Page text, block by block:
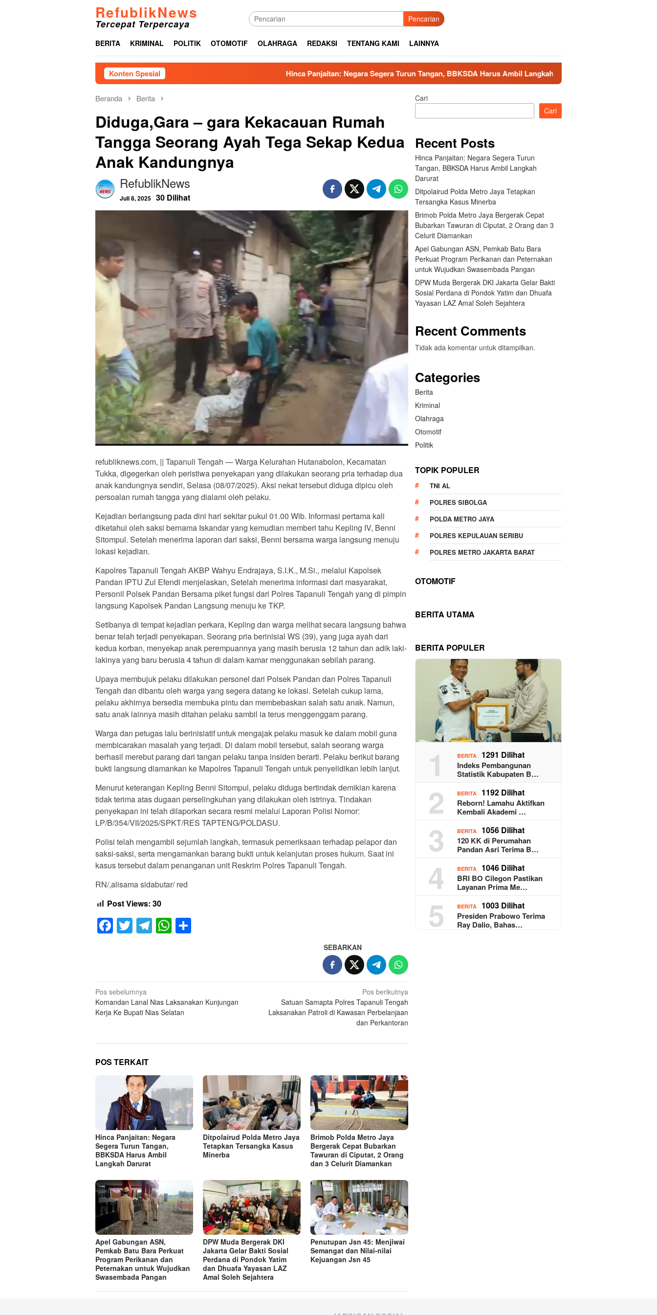
RefublikNews
Tercepat Terpercaya Pencarian
BERITA KRIMINAL POLITIK OTOMOTIF OLAHRAGA REDAKSI TENTANG KAMI LAINNYA
Konten Spesial Hinca Panjaitan: Negara Segera Turun Tangan, BBKSDA Harus Ambil Langkah Darurat
Beranda Berita
Diduga,Gara – gara Kekacauan Rumah
Tangga Seorang Ayah Tega Sekap Kedua
Anak Kandungnya
RefublikNews
Juli 8, 2025 30 Dilihat
refubliknews.com, || Tapanuli Tengah — Warga Kelurahan Hutanabolon, Kecamatan
Tukka, digegerkan oleh peristiwa penyekapan yang dilakukan seorang pria terhadap dua
anak kandungnya sendiri, Selasa (08/07/2025). Aksi nekat tersebut diduga dipicu oleh
persoalan rumah tangga yang dialami oleh pelaku.
Kejadian berlangsung pada dini hari sekitar pukul 01.00 Wib. Informasi pertama kali
diketahui oleh saksi bernama Iskandar yang kemudian memberi tahu Kepling IV, Benni
Sitompul. Setelah menerima laporan dari saksi, Benni bersama warga langsung menuju
lokasi kejadian.
Kapolres Tapanuli Tengah AKBP Wahyu Endrajaya, S.I.K., M.Si., melalui Kapolsek
Pandan IPTU Zul Efendi menjelaskan, Setelah menerima informasi dari masyarakat,
Personil Polsek Pandan Bersama piket fungsi dari Polres Tapanuli Tengah yang di pimpin
langsung Kapolsek Pandan Langsung menuju ke TKP.
Setibanya di tempat kejadian perkara, Kepling dan warga melihat secara langsung bahwa
benar telah terjadi penyekapan. Seorang pria berinisial WS (39), yang juga ayah dari
kedua korban, menyekap anak perempuannya yang masih berusia 12 tahun dan adik laki-
lakinya yang baru berusia 4 tahun di dalam kamar menggunakan sebilah parang.
Upaya membujuk pelaku dilakukan personel dari Polsek Pandan dan Polres Tapanuli
Tengah dan dibantu oleh warga yang segera datang ke lokasi. Setelah cukup lama,
pelaku akhirnya bersedia membuka pintu dan membebaskan salah satu anak. Namun,
satu anak lainnya masih ditahan pelaku sambil ia terus menggenggam parang.
Warga dan petugas lalu berinisiatif untuk mengajak pelaku masuk ke dalam mobil guna
membicarakan masalah yang terjadi. Di dalam mobil tersebut, salah seorang warga
berhasil merebut parang dari tangan pelaku tanpa insiden berarti. Pelaku berikut barang
bukti langsung diamankan ke Mapolres Tapanuli Tengah untuk penyelidikan lebih lanjut.
Menurut keterangan Kepling Benni Sitompul, pelaku diduga bertindak demikian karena
tidak terima atas dugaan perselingkuhan yang dilakukan oleh istrinya. Tindakan
penyekapan ini telah dilaporkan secara resmi melalui Laporan Polisi Nomor:
LP/B/354/VII/2025/SPKT/RES TAPTENG/POLDASU.
Polisi telah mengambil sejumlah langkah, termasuk pemeriksaan terhadap pelapor dan
saksi-saksi, serta mengamankan barang bukti untuk kelanjutan proses hukum. Saat ini
kasus tersebut dalam penanganan unit Reskrim Polres Tapanuli Tengah.
RN/,alisama sidabutar/ red
Post Views: 30
Facebook
TwitterTelegram
WhatsApp
SEBARKAN
Navigasi
pos
Pos sebelumnya
Komandan Lanal Nias Laksanakan Kunjungan
Kerja Ke Bupati Nias Selatan
Pos berikutnya
Satuan Samapta Polres Tapanuli Tengah
Laksanakan Patroli di Kawasan Perbelanjaan
dan Perkantoran
POS TERKAIT
Hinca Panjaitan: Negara
Segera Turun Tangan,
BBKSDA Harus Ambil
Langkah Darurat
Ditpolairud Polda Metro Jaya
Tetapkan Tersangka Kasus
Minerba
Brimob Polda Metro Jaya
Bergerak Cepat Bubarkan
Tawuran di Ciputat, 2 Orang
dan 3 Celurit Diamankan
Apel Gabungan ASN,
Pemkab Batu Bara Perkuat
Program Perikanan dan
Peternakan untuk Wujudkan
Swasembada Pangan
DPW Muda Bergerak DKI
Jakarta Gelar Bakti Sosial
Perdana di Pondok Yatim
dan Dhuafa Yayasan LAZ
Amal Soleh Sejahtera
Penutupan Jsn 45: Menjiwai
Semangat dan Nilai-nilai
Kejuangan Jsn 45
Cari
Cari
Recent Posts
Hinca Panjaitan: Negara Segera Turun
Tangan, BBKSDA Harus Ambil Langkah
Darurat
Ditpolairud Polda Metro Jaya Tetapkan
Tersangka Kasus Minerba
Brimob Polda Metro Jaya Bergerak Cepat
Bubarkan Tawuran di Ciputat, 2 Orang dan 3
Celurit Diamankan
Apel Gabungan ASN, Pemkab Batu Bara
Perkuat Program Perikanan dan Peternakan
untuk Wujudkan Swasembada Pangan
DPW Muda Bergerak DKI Jakarta Gelar Bakti
Sosial Perdana di Pondok Yatim dan Dhuafa
Yayasan LAZ Amal Soleh Sejahtera
Recent Comments
Tidak ada komentar untuk ditampilkan.
Categories
Berita
Kriminal
Olahraga
Otomotif
Politik
TOPIK POPULER
TNI AL
POLRES SIBOLGA
POLDA METRO JAYA
POLRES KEPULAUAN SERIBU
POLRES METRO JAKARTA BARAT
OTOMOTIF
BERITA UTAMA
BERITA POPULER
1 BERITA 1291 Dilihat
Indeks Pembangunan
Statistik Kabupaten B…
2 BERITA 1192 Dilihat
Reborn! Lamahu Aktifkan
Kembali Akademi …
3 BERITA 1056 Dilihat
120 KK di Perumahan
Pandan Asri Terima B…
4 BERITA 1046 Dilihat
BRI BO Cilegon Pastikan
Layanan Prima Me…
5 BERITA 1003 Dilihat
Presiden Prabowo Terima
Ray Dalio, Bahas…